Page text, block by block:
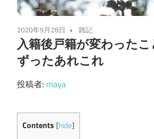
2020年9月28日 雑記
入籍後戸籍が変わったこ
ずったあれこれ
投稿者: maya
Contents [hide]